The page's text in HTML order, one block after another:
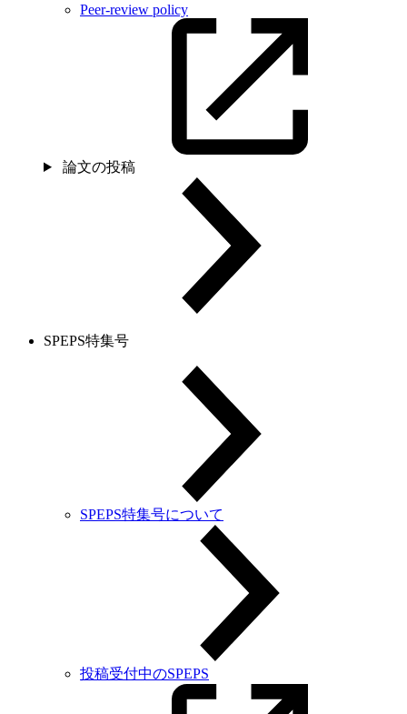
Peer-review policy
論文の投稿
SPEPS特集号
SPEPS特集号について
投稿受付中のSPEPS